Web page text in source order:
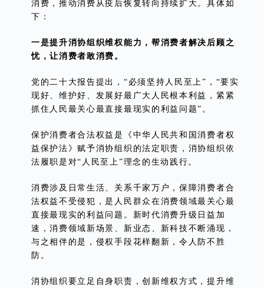
消费，推动消费从疫后恢复转向持续扩大。具体如
下：
一是提升消协组织维权能力，帮消费者解决后顾之
忧，让消费者敢消费。
党的二十大报告提出，“必须坚持人民至上”，“要实
现好、维护好、发展好最广大人民根本利益，紧紧
抓住人民最关心最直接最现实的利益问题”。
保护消费者合法权益是《中华人民共和国消费者权
益保护法》赋予消协组织的法定职责，消协组织依
法履职是对“人民至上”理念的生动践行。
消费涉及日常生活、关系千家万户，保障消费者合
法权益不受侵犯，是人民群众在消费领域最关心最
直接最现实的利益问题。新时代消费升级日益加
速，消费领域新场景、新业态、新科技不断涌现，
与之相伴的是，侵权手段花样翻新，令人防不胜
防。
消协组织要立足自身职责，创新维权方式，提升维